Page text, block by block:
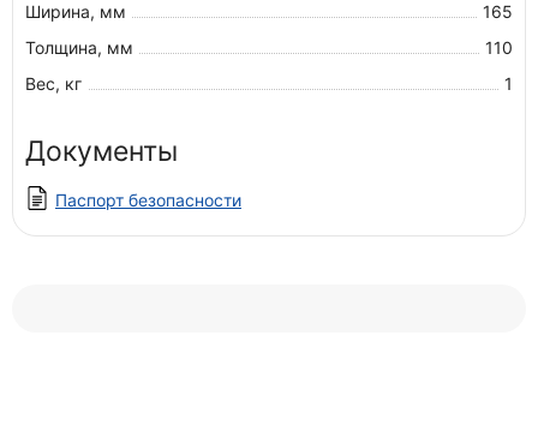
Ширина, мм
165
Толщина, мм
110
Вес, кг
1
Документы
Паспорт безопасности